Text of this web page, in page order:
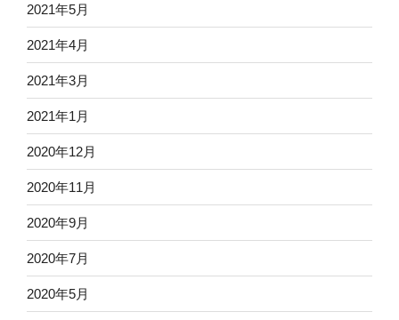
2021年5月
2021年4月
2021年3月
2021年1月
2020年12月
2020年11月
2020年9月
2020年7月
2020年5月